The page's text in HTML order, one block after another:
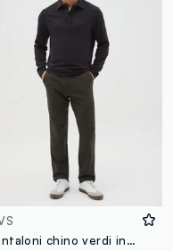
Pantaloni chino verdi in misto cotone regular fit